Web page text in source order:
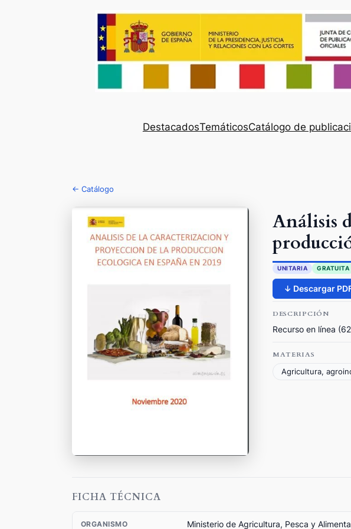
DestacadosTemáticosCatálogo de
← Catálogo
Análisis
UNITARIA GRATUITA
↓ Descargar
DESCRIPCIÓN
Recurso en línea
MATERIAS
Agricultura,
FICHA TÉCNICA
ORGANISMO Ministerio de Agricultura, Pesca y